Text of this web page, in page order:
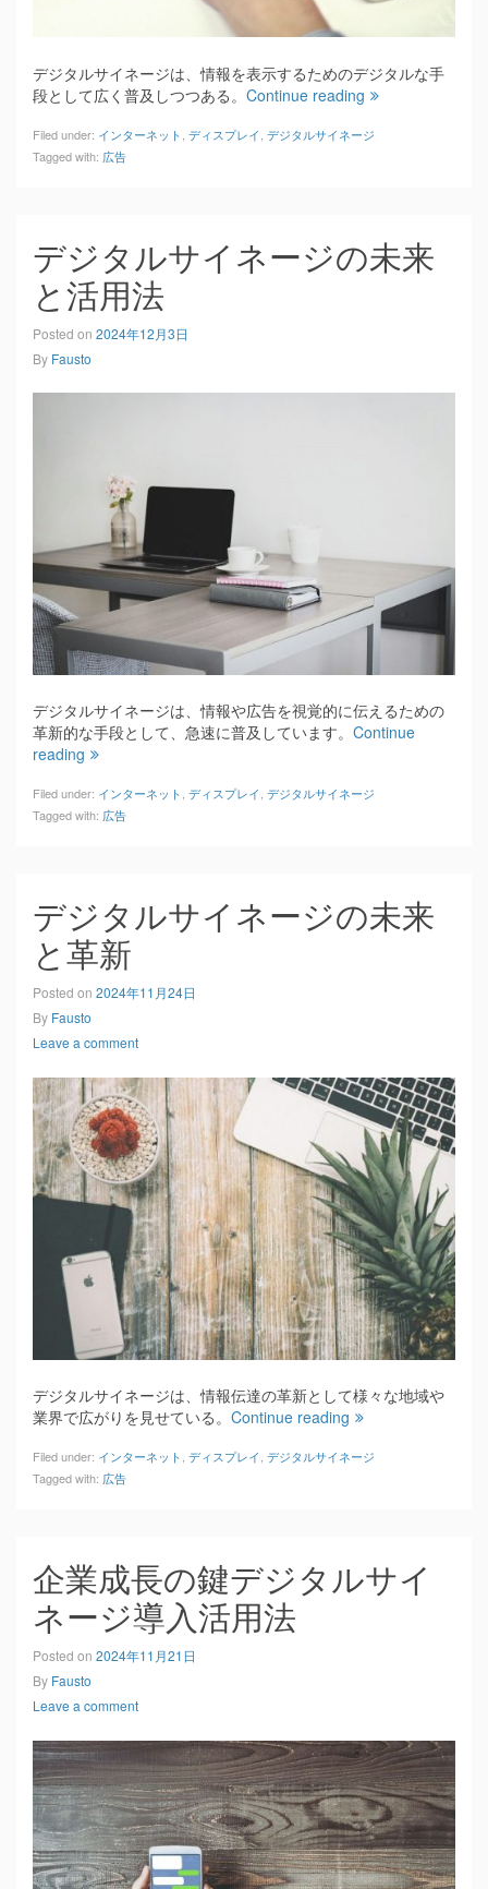
デジタルサイネージは、情報を表示するためのデジタルな手
段として広く普及しつつある。 Continue reading
Filed under: インターネット ディスプレイ デジタルサイネージ
Tagged with: 広告
デジタルサイネージの未来
と活用法
Posted on 2024年12月3日
By Fausto
デジタルサイネージは、情報や広告を視覚的に伝えるための
革新的な手段として、急速に普及しています。 Continue
reading
Filed under: インターネット, ディスプレイ, デジタルサイネージ
Tagged with: 広告
デジタルサイネージの未来
と革新
Posted on 2024年11月24日
By Fausto
Leave a comment
デジタルサイネージは、情報伝達の革新として様々な地域や
業界で広がりを見せている。 Continue reading
Filed under: インターネット ディスプレイ デジタルサイネージ
Tagged with: 広告
企業成長の鍵デジタルサイ
ネージ導入活用法
Posted on 2024年11月21日
By Fausto
Leave a comment